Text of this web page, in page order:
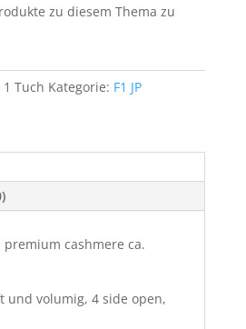
zu diesem Thema zu
1 Tuch Kategorie: F1 JP
premium cashmere ca.
und volumig, 4 side open,